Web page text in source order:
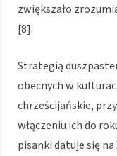
zwiększało
[8].
Strategią
obecnych w
chrześcijańskie,
włączeniu ich do
pisanki datuje się